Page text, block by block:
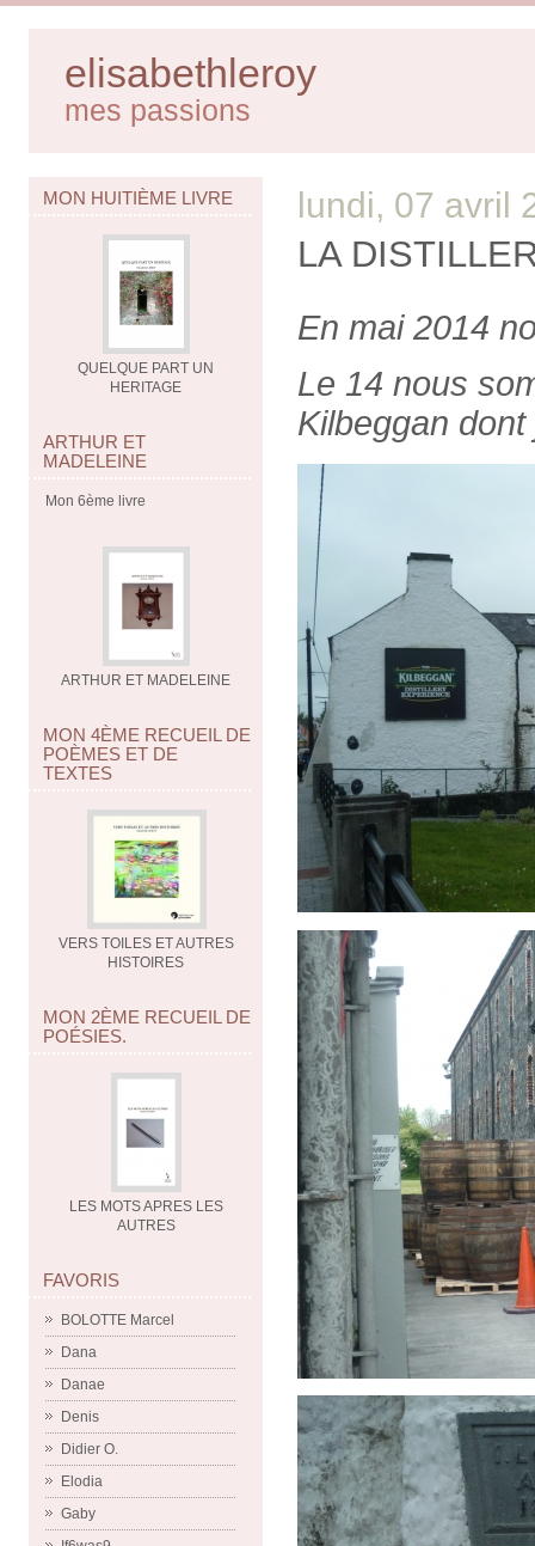
elisabethleroy
mes passions
MON HUITIÈME LIVRE
QUELQUE PART UN
HERITAGE
ARTHUR ET
MADELEINE
Mon 6ème livre
ARTHUR ET MADELEINE
MON 4ÈME RECUEIL DE
POÈMES ET DE
TEXTES
VERS TOILES ET AUTRES
HISTOIRES
MON 2ÈME RECUEIL DE
POÉSIES.
LES MOTS APRES LES
AUTRES
FAVORIS
BOLOTTE Marcel
Dana
Danae
Denis
Didier O.
Elodia
Gaby
lundi, 07 avril
LA
En mai 2014
Le 14 nous
Kilbeggan